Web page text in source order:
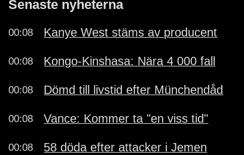
Senaste nyheterna
00:08 Kanye West stäms av producent
00:08 Kongo-Kinshasa: Nära 4 000 fall
00:08 Dömd till livstid efter Münchendåd
00:08 Vance: Kommer ta "en viss tid"
00:08 58 döda efter attacker i Jemen